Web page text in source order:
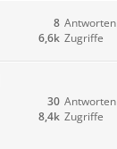
Antworten
8
Zugriffe
6,6k
Antworten
30
Zugriffe
8,4k